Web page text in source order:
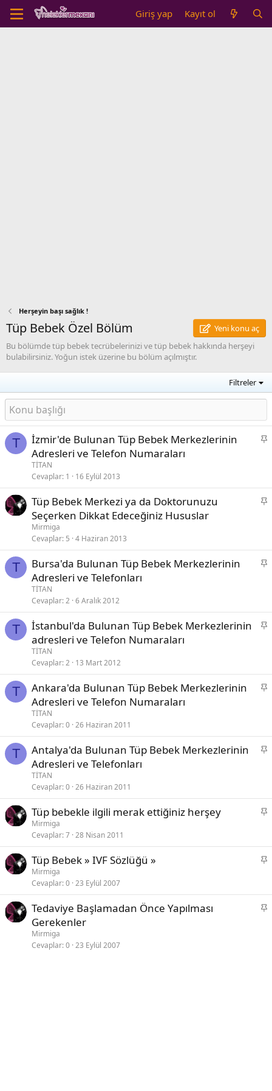
Giriş yap Kayıt ol
Herşeyin başı sağlık !
Tüp Bebek Özel Bölüm
Yeni konu aç
Bu bölümde tüp bebek tecrübelerinizi ve tüp bebek hakkında herşeyi
bulabilirsiniz. Yoğun istek üzerine bu bölüm açılmıştır.
Filtreler
T
S
t
İzmir'de Bulunan Tüp Bebek Merkezlerinin
Adresleri ve Telefon Numaraları
TİTAN
Cevaplar 1 16 Eylül 2013
S
t
Tüp Bebek Merkezi ya da Doktorunuzu
Seçerken Dikkat Edeceğiniz Hususlar
Mirmiga
Cevaplar 5 4 Haziran 2013
T
S
t
Bursa'da Bulunan Tüp Bebek Merkezlerinin
Adresleri ve Telefonları
TİTAN
Cevaplar 2 6 Aralık 2012
T
S
t
İstanbul'da Bulunan Tüp Bebek Merkezlerinin
adresleri ve Telefon Numaraları
TİTAN
Cevaplar 2 13 Mart 2012
T
S
t
Ankara'da Bulunan Tüp Bebek Merkezlerinin
Adresleri ve Telefon Numaraları
TİTAN
Cevaplar 0 26 Haziran 2011
T
S
t
Antalya'da Bulunan Tüp Bebek Merkezlerinin
Adresleri ve Telefonları
TİTAN
Cevaplar 0 26 Haziran 2011
S
i
t
Tüp bebekle ilgili merak ettiğiniz herşey
Mirmiga
Cevaplar 7 28 Nisan 2011
S
i
t
Tüp Bebek » IVF Sözlüğü »
Mirmiga
Cevaplar 0 23 Eylül 2007
S
Tedaviye Başlamadan Önce Yapılması
Gerekenler
Mirmiga
Cevaplar 0 23 Eylül 2007